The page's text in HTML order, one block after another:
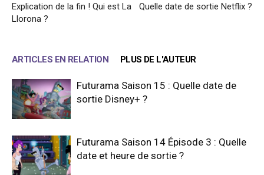
Explication de la fin ! Qui est La
Llorona ?
Quelle date de sortie Netflix ?
ARTICLES EN RELATION PLUS DE L'AUTEUR
Futurama Saison 15 : Quelle date de
sortie Disney+ ?
Futurama Saison 14 Épisode 3 : Quelle
date et heure de sortie ?